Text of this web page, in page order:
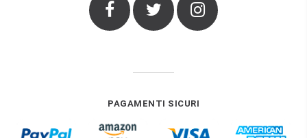
Facebook Twitter Instagram
PAGAMENTI SICURI